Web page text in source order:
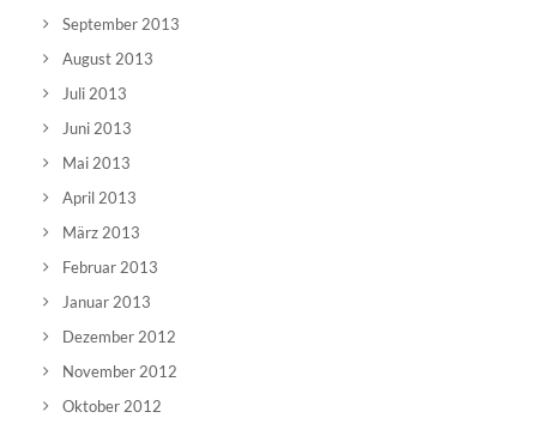
September 2013
August 2013
Juli 2013
Juni 2013
Mai 2013
April 2013
März 2013
Februar 2013
Januar 2013
Dezember 2012
November 2012
Oktober 2012